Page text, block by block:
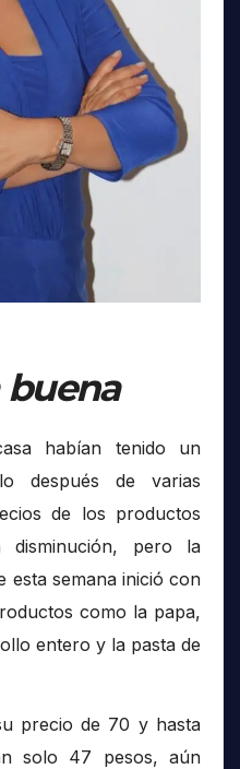
buena
habían tenido un
después de varias
de los productos
disminución, pero la
esta semana inició con
como la papa,
entero y la pasta de
precio de 70 y hasta
solo 47 pesos, aún